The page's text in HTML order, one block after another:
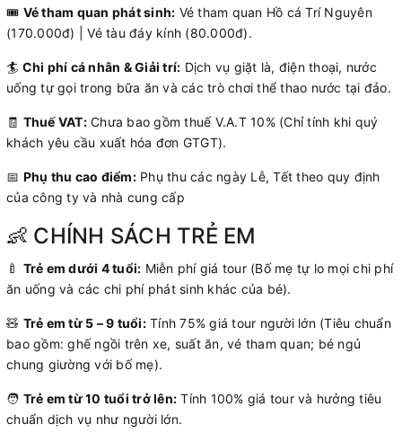
🎟️ Vé tham quan phát sinh: Vé tham quan Hồ cá Trí Nguyên
(170.000đ) | Vé tàu đáy kính (80.000đ).
🏄 Chi phí cá nhân & Giải trí: Dịch vụ giặt là, điện thoại, nước
uống tự gọi trong bữa ăn và các trò chơi thể thao nước tại đảo.
🧾 Thuế VAT:Chưa bao gồm thuế V.A.T 10% (Chỉ tính khi quý
khách yêu cầu xuất hóa đơn GTGT).
📅 Phụ thu cao điểm:Phụ thu các ngày Lễ, Tết theo quy định
của công ty và nhà cung cấp
👶 CHÍNH SÁCH TRẺ EM
🍼 Trẻ em dưới 4 tuổi: Miễn phí giá tour (Bố mẹ tự lo mọi chi phí
ăn uống và các chi phí phát sinh khác của bé).
🧸 Trẻ em từ 5 – 9 tuổi:Tính 75% giá tour người lớn (Tiêu chuẩn
bao gồm: ghế ngồi trên xe, suất ăn, vé tham quan; bé ngủ
chung giường với bố mẹ).
🧑 Trẻ em từ 10 tuổi trở lên: Tính 100% giá tour và hưởng tiêu
chuẩn dịch vụ như người lớn.